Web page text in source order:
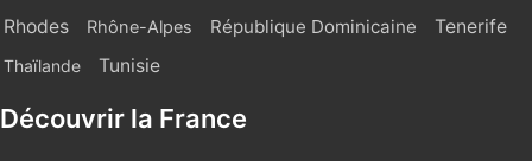
Rhodes Rhône-Alpes République Dominicaine Tenerife
Thaïlande Tunisie
Découvrir la France